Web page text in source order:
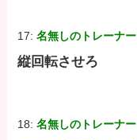
17:名無しのトレーナー
縦回転させろ
18:名無しのトレーナー